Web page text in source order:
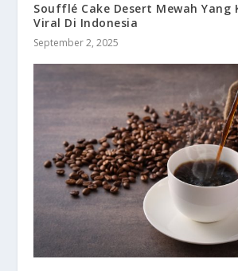
Soufflé Cake Desert Mewah Yang
Viral Di Indonesia
September 2, 2025